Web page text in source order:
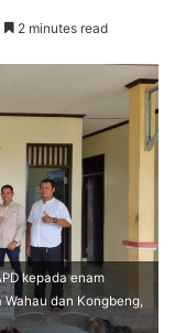
2 minutes read
kepada enam
dan Kongbeng,